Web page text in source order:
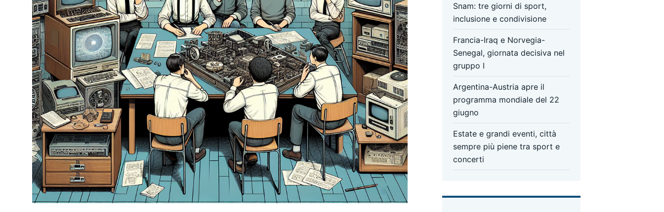
Snam: tre giorni di sport,
inclusione e condivisione
Francia-Iraq e Norvegia-
Senegal, giornata decisiva nel
gruppo I
Argentina-Austria apre il
programma mondiale del 22
giugno
Estate e grandi eventi, città
sempre più piene tra sport e
concerti